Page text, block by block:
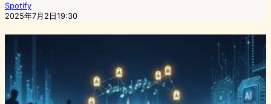
Spotify
2025年7月2日19:30